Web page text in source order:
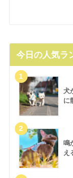
今日の人気ラ
犬
に
鳴
え